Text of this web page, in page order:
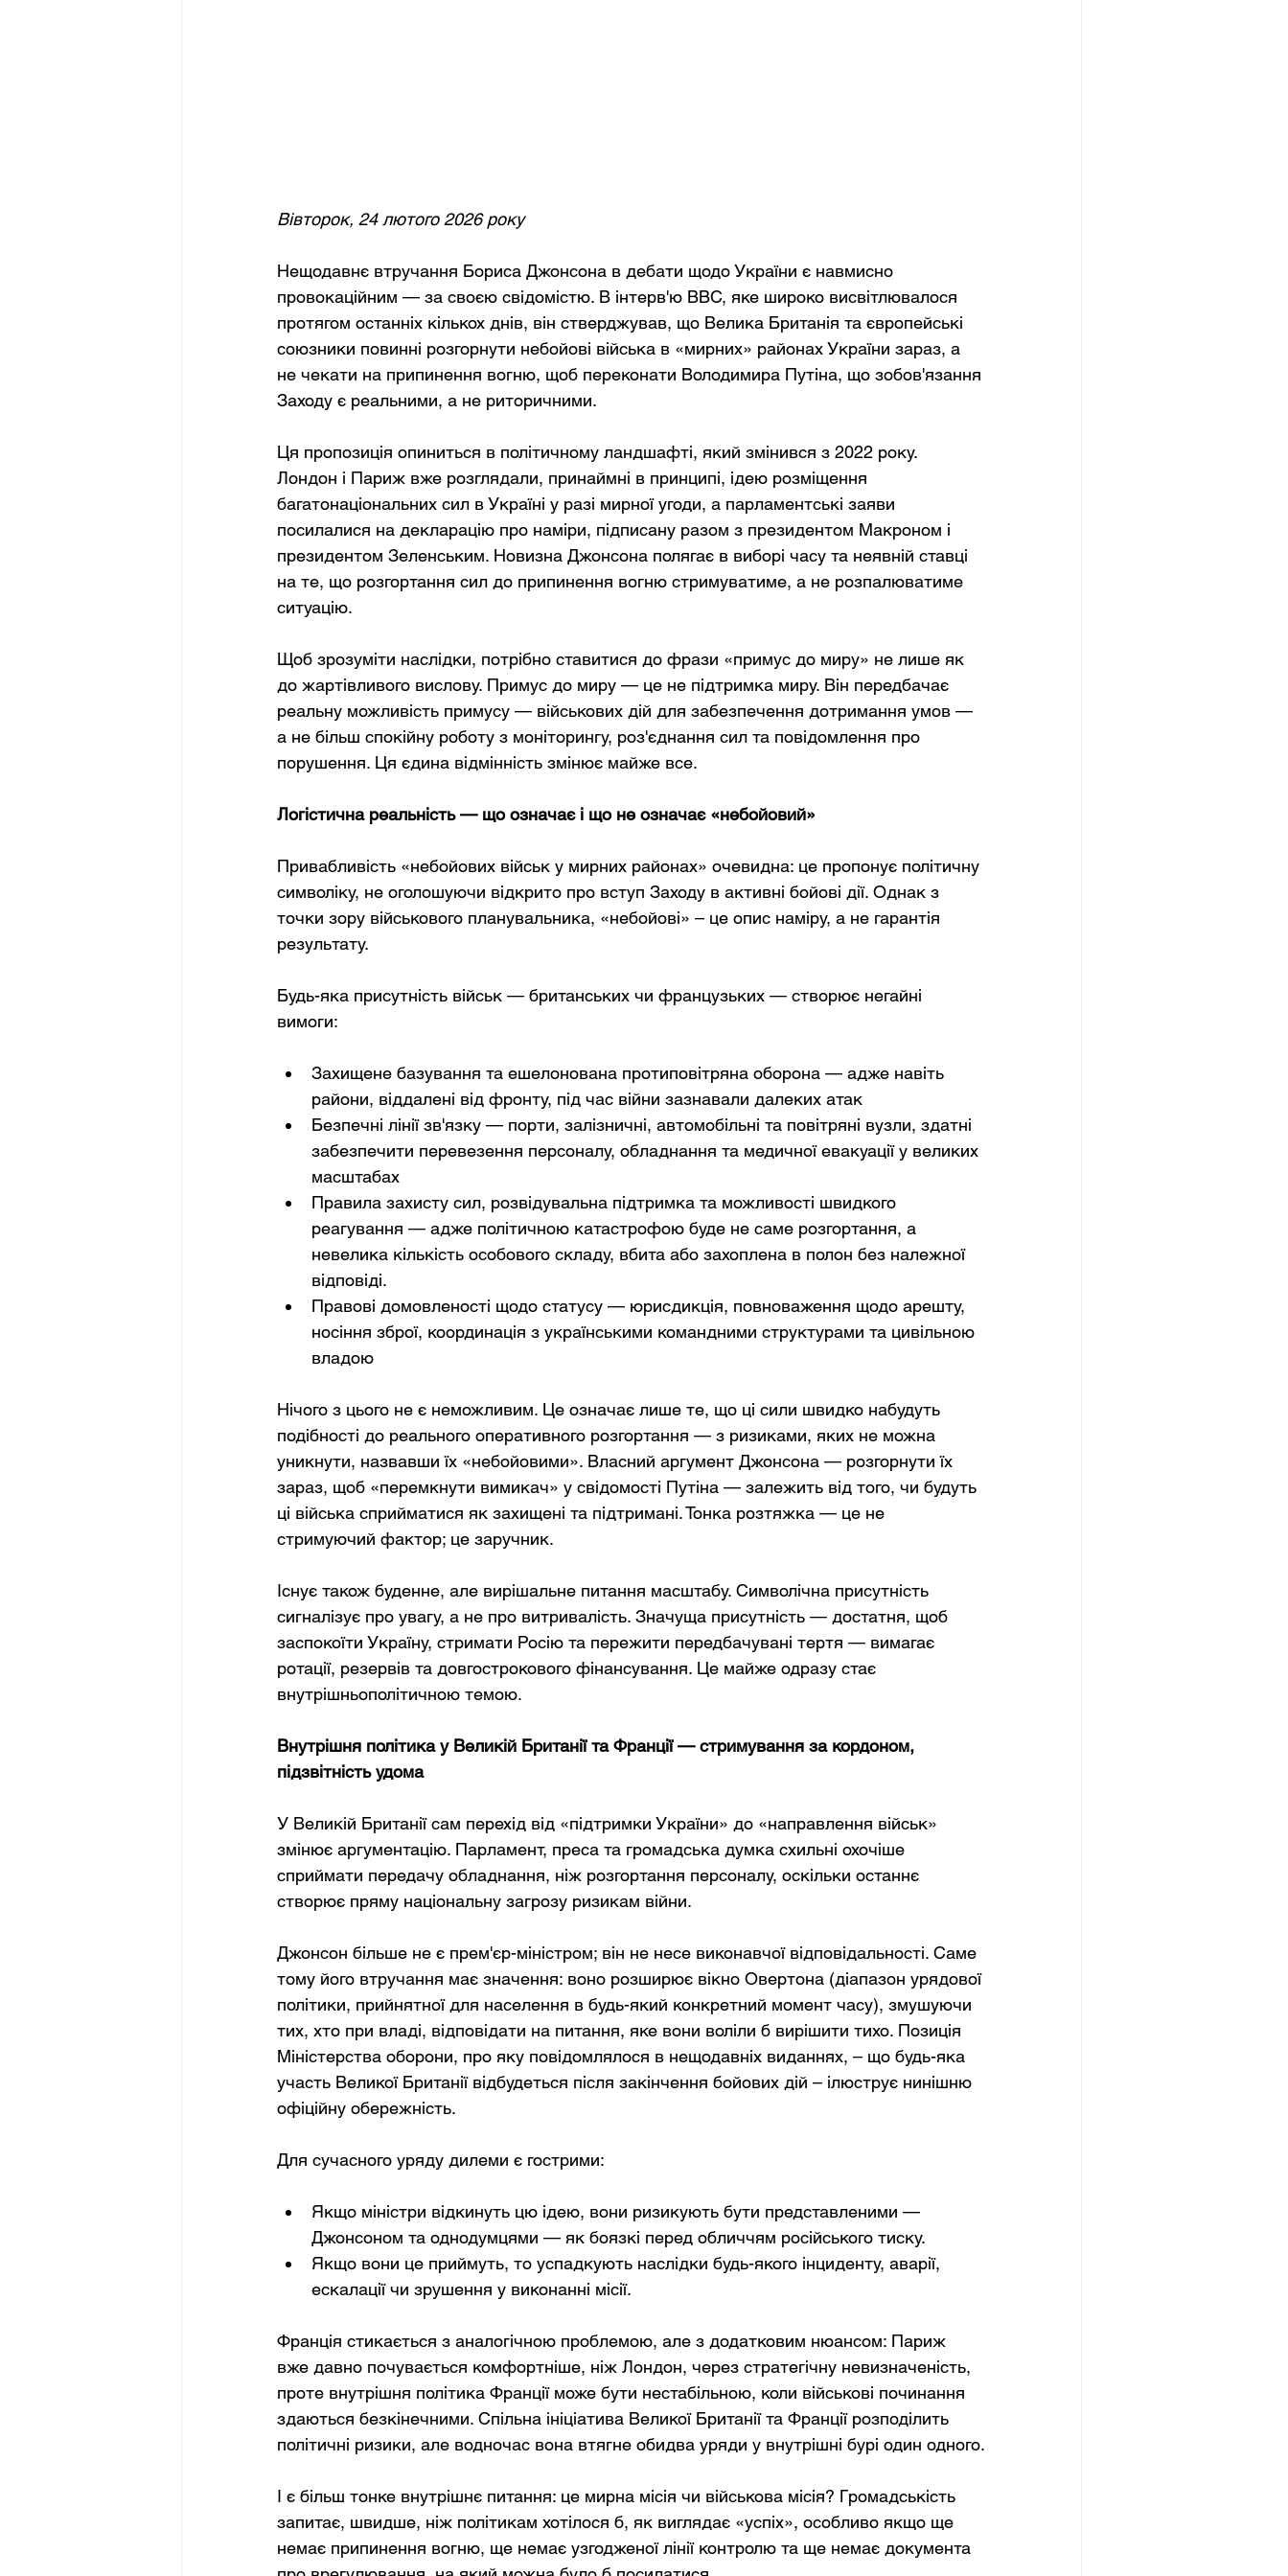
Вівторок, 24 лютого 2026 року
Нещодавнє втручання Бориса Джонсона в дебати щодо України є навмисно
провокаційним — за своєю свідомістю. В інтерв'ю BBC, яке широко висвітлювалося
протягом останніх кількох днів, він стверджував, що Велика Британія та європейські
союзники повинні розгорнути небойові війська в «мирних» районах України зараз, а
не чекати на припинення вогню, щоб переконати Володимира Путіна, що зобов'язання
Заходу є реальними, а не риторичними.
Ця пропозиція опиниться в політичному ландшафті, який змінився з 2022 року.
Лондон і Париж вже розглядали, принаймні в принципі, ідею розміщення
багатонаціональних сил в Україні у разі мирної угоди, а парламентські заяви
посилалися на декларацію про наміри, підписану разом з президентом Макроном і
президентом Зеленським. Новизна Джонсона полягає в виборі часу та неявній ставці
на те, що розгортання сил до припинення вогню стримуватиме, а не розпалюватиме
ситуацію.
Щоб зрозуміти наслідки, потрібно ставитися до фрази «примус до миру» не лише як
до жартівливого вислову. Примус до миру — це не підтримка миру. Він передбачає
реальну можливість примусу — військових дій для забезпечення дотримання умов —
а не більш спокійну роботу з моніторингу, роз'єднання сил та повідомлення про
порушення. Ця єдина відмінність змінює майже все.
Логістична реальність — що означає і що не означає «небойовий»
Привабливість «небойових військ у мирних районах» очевидна: це пропонує політичну
символіку, не оголошуючи відкрито про вступ Заходу в активні бойові дії. Однак з
точки зору військового планувальника, «небойові» – це опис наміру, а не гарантія
результату.
Будь-яка присутність військ — британських чи французьких — створює негайні
вимоги:
Захищене базування та ешелонована протиповітряна оборона — адже навіть
райони, віддалені від фронту, під час війни зазнавали далеких атак
Безпечні лінії зв'язку — порти, залізничні, автомобільні та повітряні вузли, здатні
забезпечити перевезення персоналу, обладнання та медичної евакуації у великих
масштабах
Правила захисту сил, розвідувальна підтримка та можливості швидкого
реагування — адже політичною катастрофою буде не саме розгортання, а
невелика кількість особового складу, вбита або захоплена в полон без належної
відповіді.
Правові домовленості щодо статусу — юрисдикція, повноваження щодо арешту,
носіння зброї, координація з українськими командними структурами та цивільною
владою
Нічого з цього не є неможливим. Це означає лише те, що ці сили швидко набудуть
подібності до реального оперативного розгортання — з ризиками, яких не можна
уникнути, назвавши їх «небойовими». Власний аргумент Джонсона — розгорнути їх
зараз, щоб «перемкнути вимикач» у свідомості Путіна — залежить від того, чи будуть
ці війська сприйматися як захищені та підтримані. Тонка розтяжка — це не
стримуючий фактор; це заручник.
Існує також буденне, але вирішальне питання масштабу. Символічна присутність
сигналізує про увагу, а не про витривалість. Значуща присутність — достатня, щоб
заспокоїти Україну, стримати Росію та пережити передбачувані тертя — вимагає
ротації, резервів та довгострокового фінансування. Це майже одразу стає
внутрішньополітичною темою.
Внутрішня політика у Великій Британії та Франції — стримування за кордоном,
підзвітність удома
У Великій Британії сам перехід від «підтримки України» до «направлення військ»
змінює аргументацію. Парламент, преса та громадська думка схильні охочіше
сприймати передачу обладнання, ніж розгортання персоналу, оскільки останнє
створює пряму національну загрозу ризикам війни.
Джонсон більше не є прем'єр-міністром; він не несе виконавчої відповідальності. Саме
тому його втручання має значення: воно розширює вікно Овертона (діапазон урядової
політики, прийнятної для населення в будь-який конкретний момент часу), змушуючи
тих, хто при владі, відповідати на питання, яке вони воліли б вирішити тихо. Позиція
Міністерства оборони, про яку повідомлялося в нещодавніх виданнях, – що будь-яка
участь Великої Британії відбудеться після закінчення бойових дій – ілюструє нинішню
офіційну обережність.
Для сучасного уряду дилеми є гострими:
Якщо міністри відкинуть цю ідею, вони ризикують бути представленими —
Джонсоном та однодумцями — як боязкі перед обличчям російського тиску.
Якщо вони це приймуть, то успадкують наслідки будь-якого інциденту, аварії,
ескалації чи зрушення у виконанні місії.
Франція стикається з аналогічною проблемою, але з додатковим нюансом: Париж
вже давно почувається комфортніше, ніж Лондон, через стратегічну невизначеність,
проте внутрішня політика Франції може бути нестабільною, коли військові починання
здаються безкінечними. Спільна ініціатива Великої Британії та Франції розподілить
політичні ризики, але водночас вона втягне обидва уряди у внутрішні бурі один одного.
І є більш тонке внутрішнє питання: це мирна місія чи військова місія? Громадськість
запитає, швидше, ніж політикам хотілося б, як виглядає «успіх», особливо якщо ще
немає припинення вогню, ще немає узгодженої лінії контролю та ще немає документа